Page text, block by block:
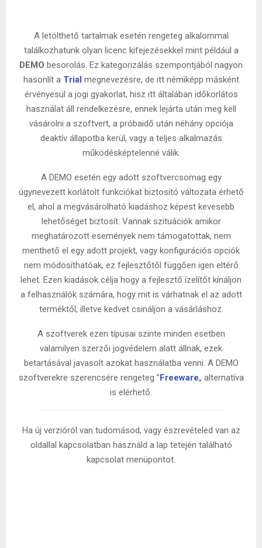
A letölthető tartalmak esetén rengeteg alkalommal
találkozhatunk olyan licenc kifejezésekkel mint például a
DEMO besorolás. Ez kategorizálás szempontjából nagyon
hasonlít a Trial megnevezésre, de itt némiképp másként
érvényesül a jogi gyakorlat, hisz itt általában időkorlátos
használat áll rendelkezésre, ennek lejárta után meg kell
vásárolni a szoftvert, a próbaidő után néhány opciója
deaktív állapotba kerül, vagy a teljes alkalmazás
működésképtelenné válik.
A DEMO esetén egy adott szoftvercsomag egy
úgynevezett korlátolt funkciókat biztosító változata érhető
el, ahol a megvásárolható kiadáshoz képest kevesebb
lehetőséget biztosít. Vannak szituációk amikor
meghatározott események nem támogatottak, nem
menthető el egy adott projekt, vagy konfigurációs opciók
nem módosíthatóak, ez fejlesztőtől függően igen eltérő
lehet. Ezen kiadások célja hogy a fejlesztő ízelítőt kínáljon
a felhasználók számára, hogy mit is várhatnak el az adott
terméktől, illetve kedvet csináljon a vásárláshoz.
A szoftverek ezen típusai szinte minden esetben
valamilyen szerzői jogvédelem alatt állnak, ezek
betartásával javasolt azokat használatba venni. A DEMO
szoftverekre szerencsére rengeteg ”Freeware„ alternatíva
is elérhető.
Ha új verzióról van tudomásod, vagy észrevételed van az
oldallal kapcsolatban használd a lap tetején található
kapcsolat menüpontot.